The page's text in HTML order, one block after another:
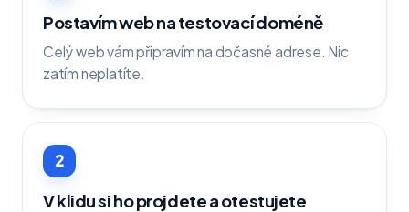
Postavím web na testovací doméně
Celý web vám připravím na dočasné adrese. Nic
zatím neplatíte.
2
V klidu si ho projdete a otestujete